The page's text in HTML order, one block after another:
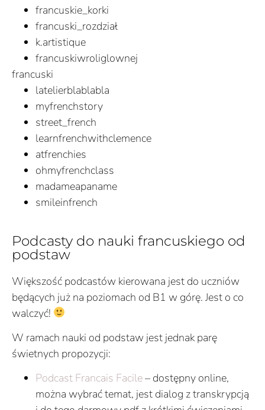
francuskie_korki
francuski_rozdział
k.artistique
francuskiwroliglownej
francuski
latelierblablabla
myfrenchstory
street_french
learnfrenchwithclemence
atfrenchies
ohmyfrenchclass
madameapaname
smileinfrench
Podcasty do nauki francuskiego od
podstaw
Większość podcastów kierowana jest do uczniów
będących już na poziomach od B1 w górę. Jest o co
walczyć!
W ramach nauki od podstaw jest jednak parę
świetnych propozycji:
Podcast Francais Facile– dostępny online,
można wybrać temat, jest dialog z transkrypcją